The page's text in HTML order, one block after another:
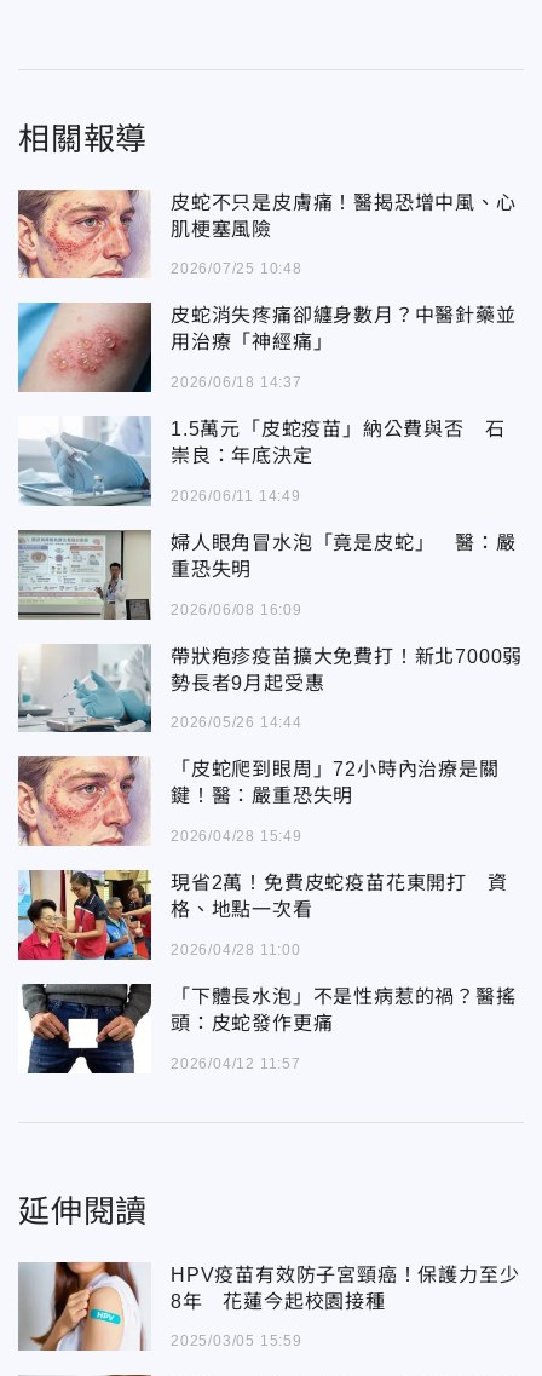
相關報導
皮蛇不只是皮膚痛！醫揭恐增中風、心
肌梗塞風險
2026/07/25 10:48
皮蛇消失疼痛卻纏身數月？中醫針藥並
用治療「神經痛」
2026/06/18 14:37
1.5萬元「皮蛇疫苗」納公費與否 石
崇良：年底決定
2026/06/11 14:49
婦人眼角冒水泡「竟是皮蛇」 醫：嚴
重恐失明
2026/06/08 16:09
帶狀疱疹疫苗擴大免費打！新北7000弱
勢長者9月起受惠
2026/05/26 14:44
「皮蛇爬到眼周」72小時內治療是關
鍵！醫：嚴重恐失明
2026/04/28 15:49
現省2萬！免費皮蛇疫苗花東開打 資
格、地點一次看
2026/04/28 11:00
「下體長水泡」不是性病惹的禍？醫搖
頭：皮蛇發作更痛
2026/04/12 11:57
延伸閱讀
HPV疫苗有效防子宮頸癌！保護力至少
8年 花蓮今起校園接種
2025/03/05 15:59